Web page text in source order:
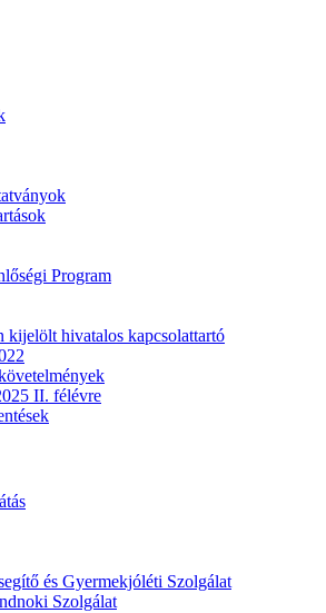
Program
kijelölt hivatalos kapcsolattartó
II. félévre
és Gyermekjóléti Szolgálat
Szolgálat